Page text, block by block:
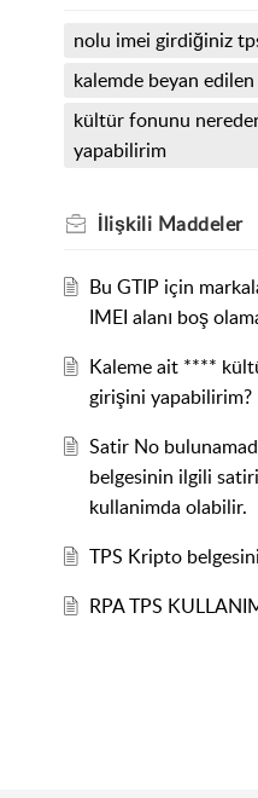
nolu imei girdiğiniz
kalemde beyan edilen
kültür fonunu
yapabilirim
İlişkili Maddeler
Bu GTIP için
IMEI alanı boş
Kaleme ait ****
girişini yapabilirim?
Satir No
belgesinin ilgili
kullanimda olabilir.
TPS Kripto
RPA TPS